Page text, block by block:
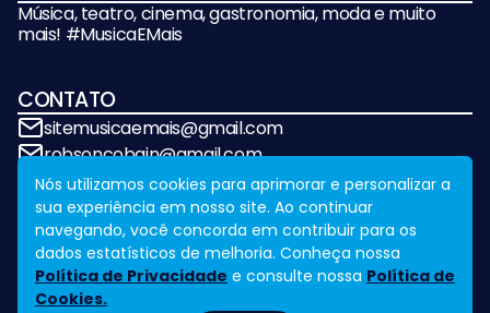
Música, teatro, cinema, gastronomia, moda e muito
mais! #MusicaEMais
CONTATO
sitemusicaemais@gmail.com
robsoncobain@gmail.com
REDES SOCIAIS
Nós utilizamos cookies para aprimorar e personalizar a
sua experiência em nosso site. Ao continuar
navegando, você concorda em contribuir para os
dados estatísticos de melhoria. Conheça nossa
Política de Privacidade e consulte nossa Política de
Cookies.